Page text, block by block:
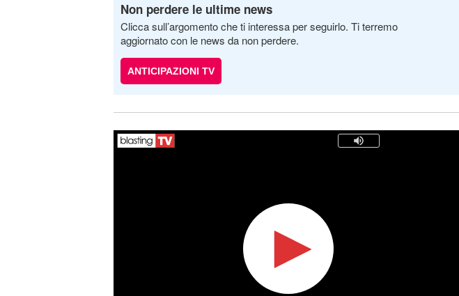
Non perdere le ultime news
Clicca sull’argomento che ti interessa per seguirlo. Ti terremo
aggiornato con le news da non perdere.
ANTICIPAZIONI TV